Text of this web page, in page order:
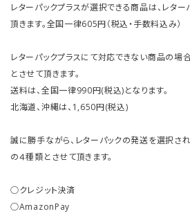
レターパックプラスが選択できる商品は、レタ
頂きます。全国一律605円（税込・手数料込み）
レターパックプラスにて対応できない商品の場
とさせて頂きます。
送料は、全国一律990円(税込)となります。
北海道、沖縄は、1,650円(税込)
誠に勝手ながら、レターパックの発送を選択さ
の４種類とさせて頂きます。
○クレジット決済
○AmazonPay